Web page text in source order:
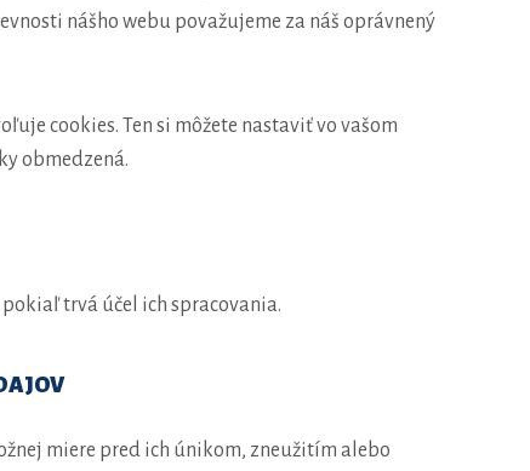
nášho webu považujeme za náš oprávnený
cookies. Ten si môžete nastaviť vo vašom
obmedzená.
trvá účel ich spracovania.
miere pred ich únikom, zneužitím alebo